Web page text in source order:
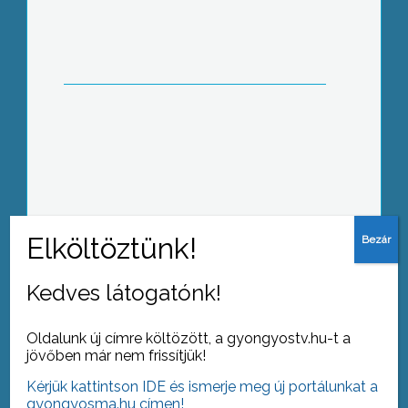
El Camino – újra Gyöngyösön Tolvaly
EgészségSNap
Kedves látogatónk!
Oldalunk új címre költözött, a gyongyostv.hu-t a
jövőben már nem frissítjük!
Kérjük kattintson IDE és ismerje meg új portálunkat a
gyongyosma.hu címen!